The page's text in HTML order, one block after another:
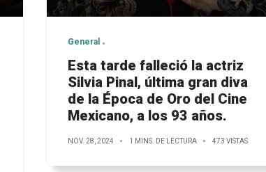
General
Esta tarde falleció la actriz
Silvia Pinal, última gran diva
de la Época de Oro del Cine
Mexicano, a los 93 años.
NOV. 28, 2024 1 MINS. DE LECTURA 473 VISTAS